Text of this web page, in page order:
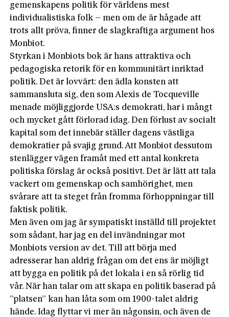
gemenskapens politik för världens mest
individualistiska folk – men om de är hågade att
trots allt pröva, finner de slagkraftiga argument hos
Monbiot.
Styrkan i Monbiots bok är hans attraktiva och
pedagogiska retorik för en kommunitärt inriktad
politik. Det är lovvärt: den ädla konsten att
sammansluta sig, den som Alexis de Tocqueville
menade möjliggjorde USA:s demokrati, har i mångt
och mycket gått förlorad idag. Den förlust av socialt
kapital som det innebär ställer dagens västliga
demokratier på svajig grund. Att Monbiot dessutom
stenlägger vägen framåt med ett antal konkreta
politiska förslag är också positivt. Det är lätt att tala
vackert om gemenskap och samhörighet, men
svårare att ta steget från fromma förhoppningar till
faktisk politik.
Men även om jag är sympatiskt inställd till projektet
som sådant, har jag en del invändningar mot
Monbiots version av det. Till att börja med
adresserar han aldrig frågan om det ens är möjligt
att bygga en politik på det lokala i en så rörlig tid
vår. När han talar om att skapa en politik baserad på
”platsen” kan han låta som om 1900-talet aldrig
hände. Idag flyttar vi mer än någonsin, och även de